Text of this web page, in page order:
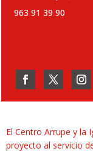
963 91 39 90
El Centro Arrupe y la
proyecto al servicio